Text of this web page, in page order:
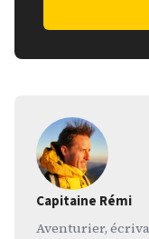
Capitaine Rémi
Aventurier,